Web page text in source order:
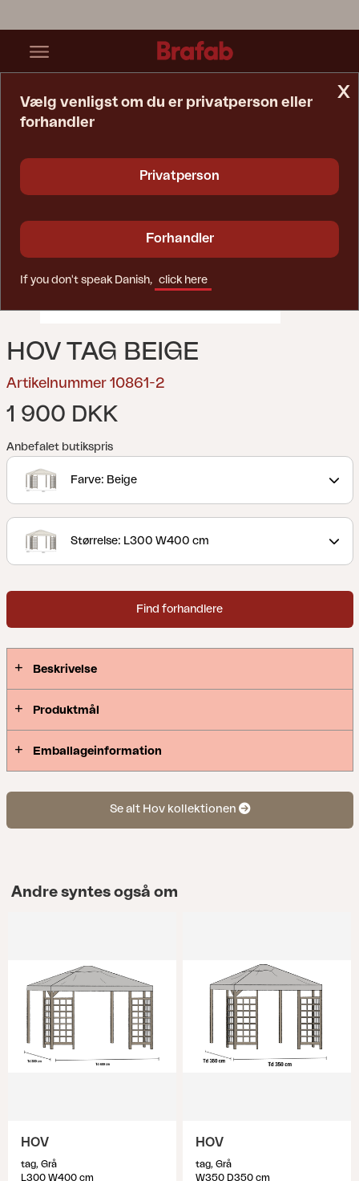
HOV TAG BEIGE
Artikelnummer 10861-2
1 900 DKK
Anbefalet butikspris
Farve: Beige
Størrelse: L300 W400 cm
Find forhandlere
Beskrivelse
Produktmål
Emballageinformation
Se alt Hov kollektionen
Andre syntes også om
HOV
tag, Grå
L300 W400 cm
HOV
tag, Grå
W350 D350 cm
x
Vælg venligst om du er privatperson eller
forhandler
Privatperson
Forhandler
If you don't speak Danish, click here